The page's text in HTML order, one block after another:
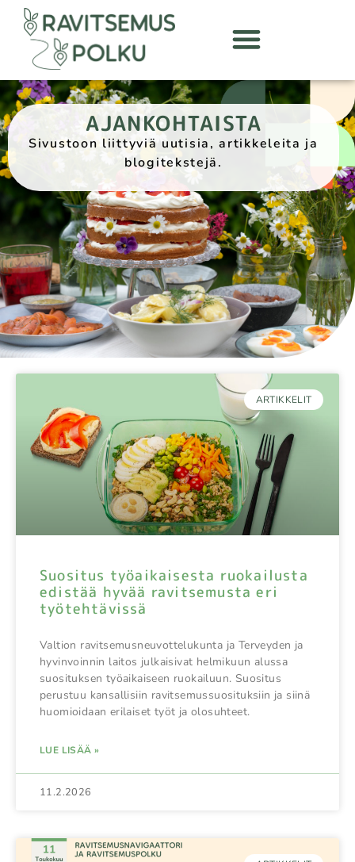
AJANKOHTAISTA
Sivustoon liittyviä uutisia, artikkeleita ja
blogitekstejä.
ARTIKKELIT
Suositus työaikaisesta ruokailusta
edistää hyvää ravitsemusta eri
työtehtävissä
Valtion ravitsemusneuvottelukunta ja Terveyden ja
hyvinvoinnin laitos julkaisivat helmikuun alussa
suosituksen työaikaiseen ruokailuun. Suositus
perustuu kansallisiin ravitsemussuosituksiin ja siinä
huomioidaan erilaiset työt ja olosuhteet.
LUE LISÄÄ »
11.2.2026